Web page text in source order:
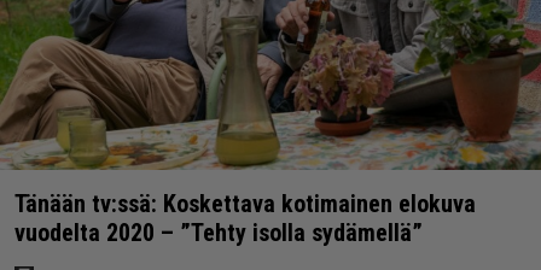
Tänään tv:ssä: Koskettava kotimainen elokuva
vuodelta 2020 – ”Tehty isolla sydämellä”